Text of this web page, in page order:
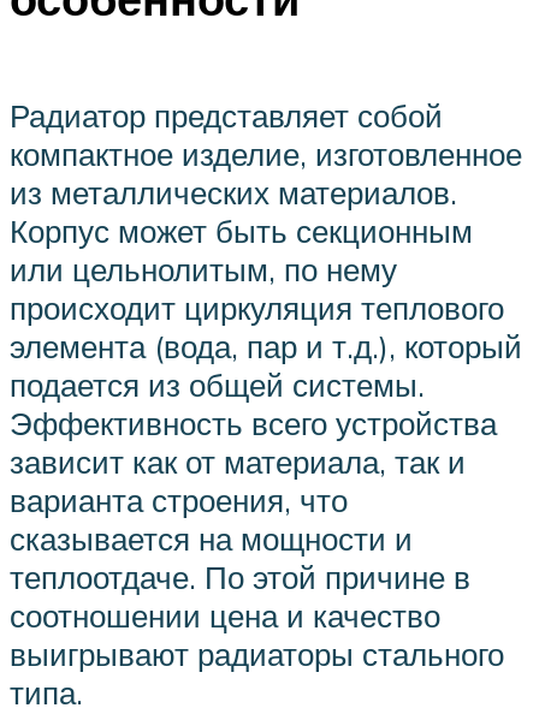
Радиатор представляет собой
компактное изделие, изготовленное
из металлических материалов.
Корпус может быть секционным
или цельнолитым, по нему
происходит циркуляция теплового
элемента (вода, пар и т.д.), который
подается из общей системы.
Эффективность всего устройства
зависит как от материала, так и
варианта строения, что
сказывается на мощности и
теплоотдаче. По этой причине в
соотношении цена и качество
выигрывают радиаторы стального
типа.